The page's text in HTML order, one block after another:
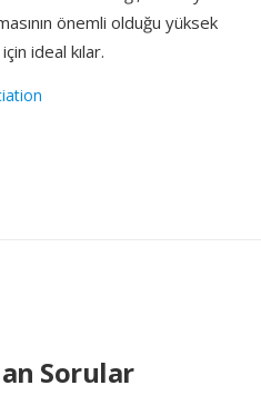
önemli olduğu yüksek
ideal kılar.
Sorular